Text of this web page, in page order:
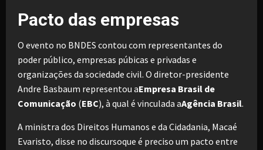
Pacto das empresas
O evento no BNDES contou com representantes do
poder público, empresas púbicas e privadas e
organizações da sociedade civil. O diretor-presidente
Andre Basbaum representou aEmpresa Brasil de
Comunicação (EBC), à qual é vinculada aAgência Brasil.
A ministra dos Direitos Humanos e da Cidadania, Macaé
Evaristo, disse no discursoque é preciso um pacto entre